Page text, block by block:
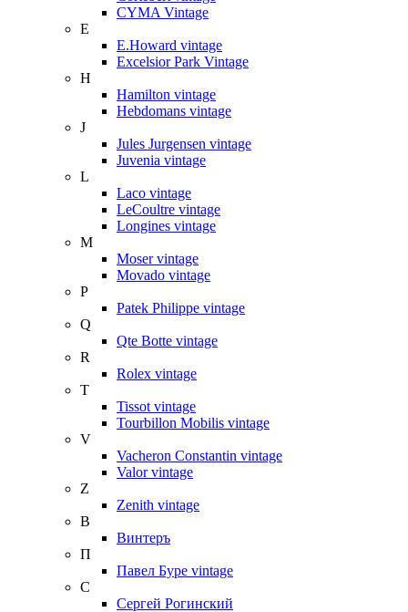
CYMA Vintage
E
E.Howard vintage
Excelsior Park Vintage
H
Hamilton vintage
Hebdomans vintage
J
Jules Jurgensen vintage
Juvenia vintage
L
Laco vintage
LeCoultre vintage
Longines vintage
M
Moser vintage
Movado vintage
P
Patek Philippe vintage
Q
Qte Botte vintage
R
Rolex vintage
T
Tissot vintage
Tourbillon Mobilis vintage
V
Vacheron Constantin vintage
Valor vintage
Z
Zenith vintage
В
Винтеръ
П
Павел Буре vintage
С
Сергей Рогинский